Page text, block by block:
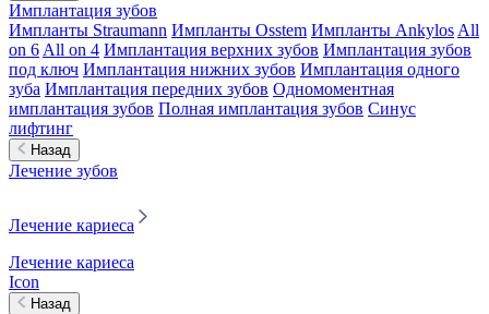
Имплантация зубов
Импланты Straumann Импланты Osstem Импланты Ankylos All
on 6 All on 4 Имплантация верхних зубов Имплантация зубов
под ключ Имплантация нижних зубов Имплантация одного
зуба Имплантация передних зубов Одномоментная
имплантация зубов Полная имплантация зубов Синус
лифтинг
Назад
Лечение зубов
Лечение кариеса
Лечение кариеса
Icon
Назад